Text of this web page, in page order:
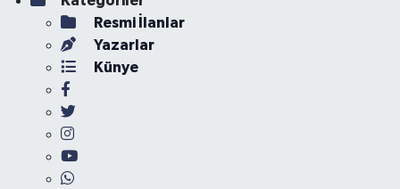
Resmi İlanlar
Yazarlar
Künye